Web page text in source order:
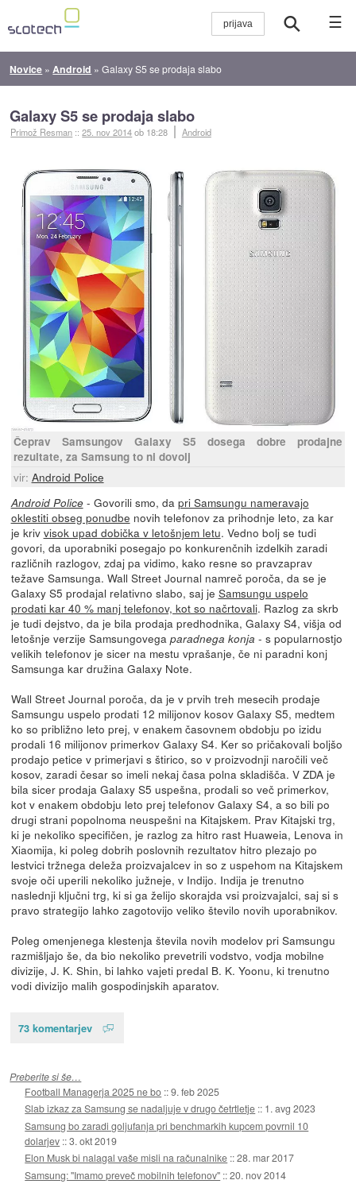
☰
Novice » Android »Galaxy S5 se prodaja slabo
Galaxy S5 se prodaja slabo
Primož Resman ::25. nov 2014ob 18:28 Android
Čeprav Samsungov Galaxy S5 dosega dobre prodajne
rezultate, za Samsung to ni dovolj
vir: Android Police
Android Police- Govorili smo, da pri Samsungu nameravajo
oklestiti obseg ponudbe novih telefonov za prihodnje leto, za kar
je kriv visok upad dobička v letošnjem letu. Vedno bolj se tudi
govori, da uporabniki posegajo po konkurenčnih izdelkih zaradi
različnih razlogov, zdaj pa vidimo, kako resne so pravzaprav
težave Samsunga. Wall Street Journal namreč poroča, da se je
Galaxy S5 prodajal relativno slabo, saj je Samsungu uspelo
prodati kar 40 % manj telefonov, kot so načrtovali. Razlog za skrb
je tudi dejstvo, da je bila prodaja predhodnika, Galaxy S4, višja od
letošnje verzije Samsungovega paradnega konja - s popularnostjo
velikih telefonov je sicer na mestu vprašanje, če ni paradni konj
Samsunga kar družina Galaxy Note.
Wall Street Journal poroča, da je v prvih treh mesecih prodaje
Samsungu uspelo prodati 12 milijonov kosov Galaxy S5, medtem
ko so približno leto prej, v enakem časovnem obdobju po izidu
prodali 16 milijonov primerkov Galaxy S4. Ker so pričakovali boljšo
prodajo petice v primerjavi s štirico, so v proizvodnji naročili več
kosov, zaradi česar so imeli nekaj časa polna skladišča. V ZDA je
bila sicer prodaja Galaxy S5 uspešna, prodali so več primerkov,
kot v enakem obdobju leto prej telefonov Galaxy S4, a so bili po
drugi strani popolnoma neuspešni na Kitajskem. Prav Kitajski trg,
ki je nekoliko specifičen, je razlog za hitro rast Huaweia, Lenova in
Xiaomija, ki poleg dobrih poslovnih rezultatov hitro plezajo po
lestvici tržnega deleža proizvajalcev in so z uspehom na Kitajskem
svoje oči uperili nekoliko južneje, v Indijo. Indija je trenutno
naslednji ključni trg, ki si ga želijo skorajda vsi proizvajalci, saj si s
pravo strategijo lahko zagotovijo veliko število novih uporabnikov.
Poleg omenjenega klestenja števila novih modelov pri Samsungu
razmišljajo še, da bio nekoliko prevetrili vodstvo, vodja mobilne
divizije, J. K. Shin, bi lahko vajeti predal B. K. Yoonu, ki trenutno
vodi divizijo malih gospodinjskih aparatov.
73 komentarjev
Preberite si še…
Football Managerja 2025 ne bo ::9. feb 2025
Slab izkaz za Samsung se nadaljuje v drugo četrtletje :: 1. avg 2023
Samsung bo zaradi goljufanja pri benchmarkih kupcem povrnil 10
dolarjev ::3. okt 2019
Elon Musk bi nalagal vaše misli na računalnike ::28. mar 2017
Samsung: "Imamo preveč mobilnih telefonov" ::20. nov 2014